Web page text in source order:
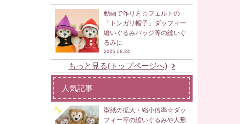
動画で作り方☆フェルトの
「トンガリ帽子」ダッフィー
縫いぐるみバッジ等の縫いぐ
るみに
2025.08.24
もっと見る(トップページへ)
人気記事
型紙の拡大・縮小倍率☆ダッ
フィー等の縫いぐるみや人形